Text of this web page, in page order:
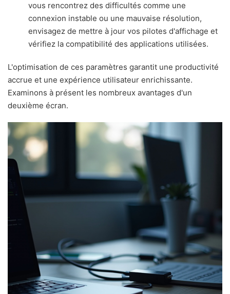
vous rencontrez des difficultés comme une
connexion instable ou une mauvaise résolution,
envisagez de mettre à jour vos pilotes d'affichage et
vérifiez la compatibilité des applications utilisées.
L'optimisation de ces paramètres garantit une productivité
accrue et une expérience utilisateur enrichissante.
Examinons à présent les nombreux avantages d'un
deuxième écran.